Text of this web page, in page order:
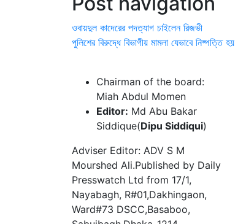
ওবায়দুল কাদেরের পদত্যাগ চাইলেন রিজভী
পুলিশের বিরুদ্ধে বিভাগীয় মামলা যেভাবে নিষ্পত্তি হয়
Chairman of the board:
Miah Abdul Momen
Editor: Md Abu Bakar
Siddique(Dipu Siddiqui)
Adviser Editor: ADV S M
Mourshed Ali.Published by Daily
Presswatch Ltd from 17/1,
Nayabagh, R#01,Dakhingaon,
Ward#73 DSCC,Basaboo,